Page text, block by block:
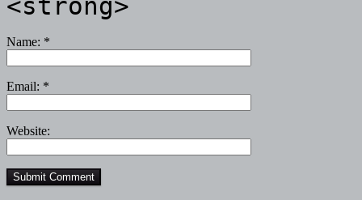
Name: *
Email: *
Website: